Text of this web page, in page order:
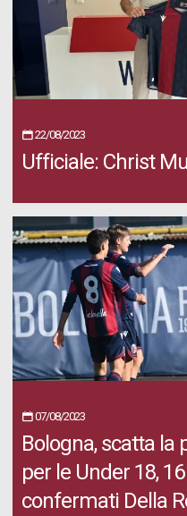
22/08/2023
Ufficiale: Christ
07/08/2023
Bologna, scatta la
per le Under 18,
confermati Della